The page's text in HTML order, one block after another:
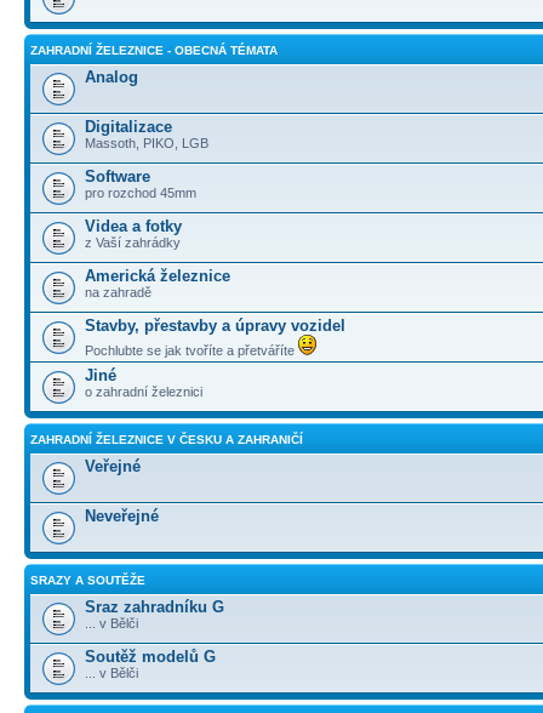
ZAHRADNÍ ŽELEZNICE - OBECNÁ TÉMATA
Analog
Digitalizace
Massoth, PIKO, LGB
Software
pro rozchod 45mm
Videa a fotky
z Vaší zahrádky
Americká železnice
na zahradě
Stavby, přestavby a úpravy vozidel
Pochlubte se jak tvoříte a přetváříte
Jiné
o zahradní železnici
ZAHRADNÍ ŽELEZNICE V ČESKU A ZAHRANIČÍ
Veřejné
Neveřejné
SRAZY A SOUTĚŽE
Sraz zahradníku G
... v Bělči
Soutěž modelů G
... v Bělči